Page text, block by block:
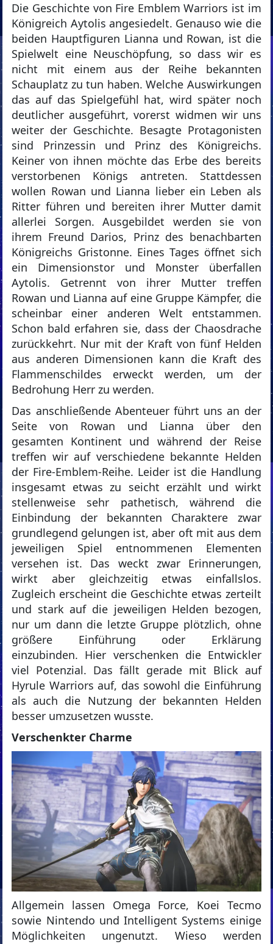
Die Geschichte von Fire Emblem Warriors ist im
Königreich Aytolis angesiedelt. Genauso wie die
beiden Hauptfiguren Lianna und Rowan, ist die
Spielwelt eine Neuschöpfung, so dass wir es
nicht mit einem aus der Reihe bekannten
Schauplatz zu tun haben. Welche Auswirkungen
das auf das Spielgefühl hat, wird später noch
deutlicher ausgeführt, vorerst widmen wir uns
weiter der Geschichte. Besagte Protagonisten
sind Prinzessin und Prinz des Königreichs.
Keiner von ihnen möchte das Erbe des bereits
verstorbenen Königs antreten. Stattdessen
wollen Rowan und Lianna lieber ein Leben als
Ritter führen und bereiten ihrer Mutter damit
allerlei Sorgen. Ausgebildet werden sie von
ihrem Freund Darios, Prinz des benachbarten
Königreichs Gristonne. Eines Tages öffnet sich
ein Dimensionstor und Monster überfallen
Aytolis. Getrennt von ihrer Mutter treffen
Rowan und Lianna auf eine Gruppe Kämpfer, die
scheinbar einer anderen Welt entstammen.
Schon bald erfahren sie, dass der Chaosdrache
zurückkehrt. Nur mit der Kraft von fünf Helden
aus anderen Dimensionen kann die Kraft des
Flammenschildes erweckt werden, um der
Bedrohung Herr zu werden.
Das anschließende Abenteuer führt uns an der
Seite von Rowan und Lianna über den
gesamten Kontinent und während der Reise
treffen wir auf verschiedene bekannte Helden
der Fire-Emblem-Reihe. Leider ist die Handlung
insgesamt etwas zu seicht erzählt und wirkt
stellenweise sehr pathetisch, während die
Einbindung der bekannten Charaktere zwar
grundlegend gelungen ist, aber oft mit aus dem
jeweiligen Spiel entnommenen Elementen
versehen ist. Das weckt zwar Erinnerungen,
wirkt aber gleichzeitig etwas einfallslos.
Zugleich erscheint die Geschichte etwas zerteilt
und stark auf die jeweiligen Helden bezogen,
nur um dann die letzte Gruppe plötzlich, ohne
größere Einführung oder Erklärung
einzubinden. Hier verschenken die Entwickler
viel Potenzial. Das fällt gerade mit Blick auf
Hyrule Warriors auf, das sowohl die Einführung
als auch die Nutzung der bekannten Helden
besser umzusetzen wusste.
Verschenkter Charme
Allgemein lassen Omega Force, Koei Tecmo
sowie Nintendo und Intelligent Systems einige
Möglichkeiten ungenutzt. Wieso werden